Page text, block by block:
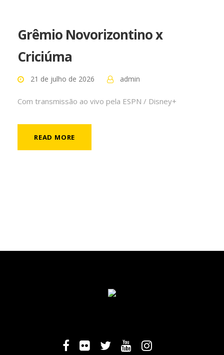
Grêmio Novorizontino x
Criciúma
21 de julho de 2026 admin
Com transmissão ao vivo pela ESPN / Disney+
READ MORE